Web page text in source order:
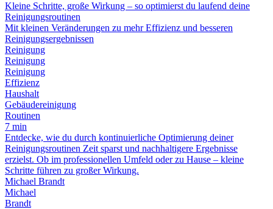
Kleine Schritte, große Wirkung – so optimierst du laufend deine
Reinigungsroutinen
Mit kleinen Veränderungen zu mehr Effizienz und besseren
Reinigungsergebnissen
Reinigung
Reinigung
Reinigung
Effizienz
Haushalt
Gebäudereinigung
Routinen
7 min
Entdecke, wie du durch kontinuierliche Optimierung deiner
Reinigungsroutinen Zeit sparst und nachhaltigere Ergebnisse
erzielst. Ob im professionellen Umfeld oder zu Hause – kleine
Schritte führen zu großer Wirkung.
Michael Brandt
Michael
Brandt